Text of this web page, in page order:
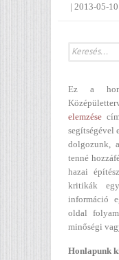
| 2013-05-10
Ez a
elemzése
segítségével
dolgozunk,
tenné
hazai
kritikák
információ
oldal
minőségi
Honlapunk